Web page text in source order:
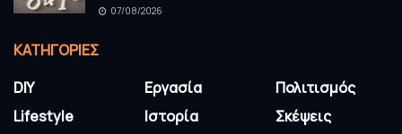
07/08/2026
KΑΤΗΓΟΡΊΕΣ
DIY
Lifestyle
Εργασία
Ιστορία
Πολιτισμός
Σκέψεις